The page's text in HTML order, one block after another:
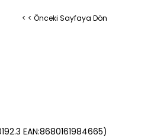
< < Önceki Sayfaya Dön
EAN:8680161984665)